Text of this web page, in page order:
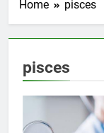
Home pisces
pisces